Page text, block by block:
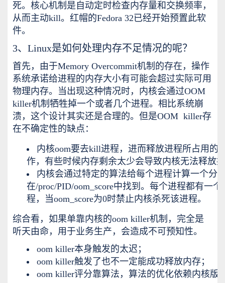
死。核心机制是自动定时检查内存量和交换频率，
从而主动kill。红帽的Fedora 32已经开始预置此软
件。
3、Linux是如何处理内存不足情况的呢？
首先，由于Memory Overcommit机制的存在，操作
系统承诺给进程的内存大小有可能会超过实际可用
物理内存。当出现这种情况时，内核会通过OOM
killer机制牺牲掉一个或者几个进程。相比系统崩
溃，这个设计其实还是合理的。但是OOM killer存
在不确定性的缺点：
内核oom要去kill进程，进而释放进程所占用的
作，有些时候内存剩余太少会导致内核无法释放
内核会通过特定的算法给每个进程计算一个分
在/proc/PID/oom_score中找到。每个进程都有一
程，当oom_score为0时禁止内核杀死该进程。
综合看，如果单靠内核的oom killer机制，完全是
听天由命，用于业务生产，会造成不可预知性。
oom killer本身触发的太迟；
oom killer触发了也不一定能成功释放内存；
oom killer评分靠算法，算法的优化依赖内核版